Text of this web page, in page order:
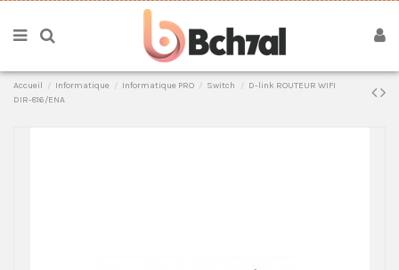
Accueil Informatique Informatique PRO Switch
D-link ROUTEUR WIFI
DIR-816/ENA